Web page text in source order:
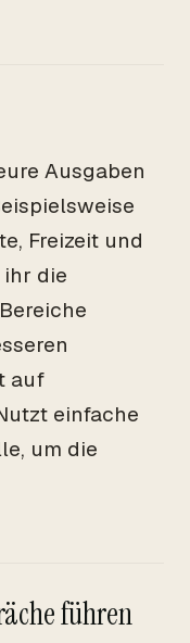
Ausgaben
Freizeit und
ihr die
auf
einfache
um die
führen